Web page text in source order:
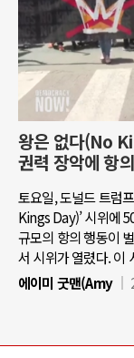
왕은 없다(No
권력 장악에 항
토요일, 도널드 트럼
Kings Day)’ 시위에
규모의 항의 행동이
서 시위가 열렸다. 이
에이미 굿맨(Amy